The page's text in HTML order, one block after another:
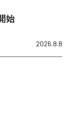
始
2026.8.8